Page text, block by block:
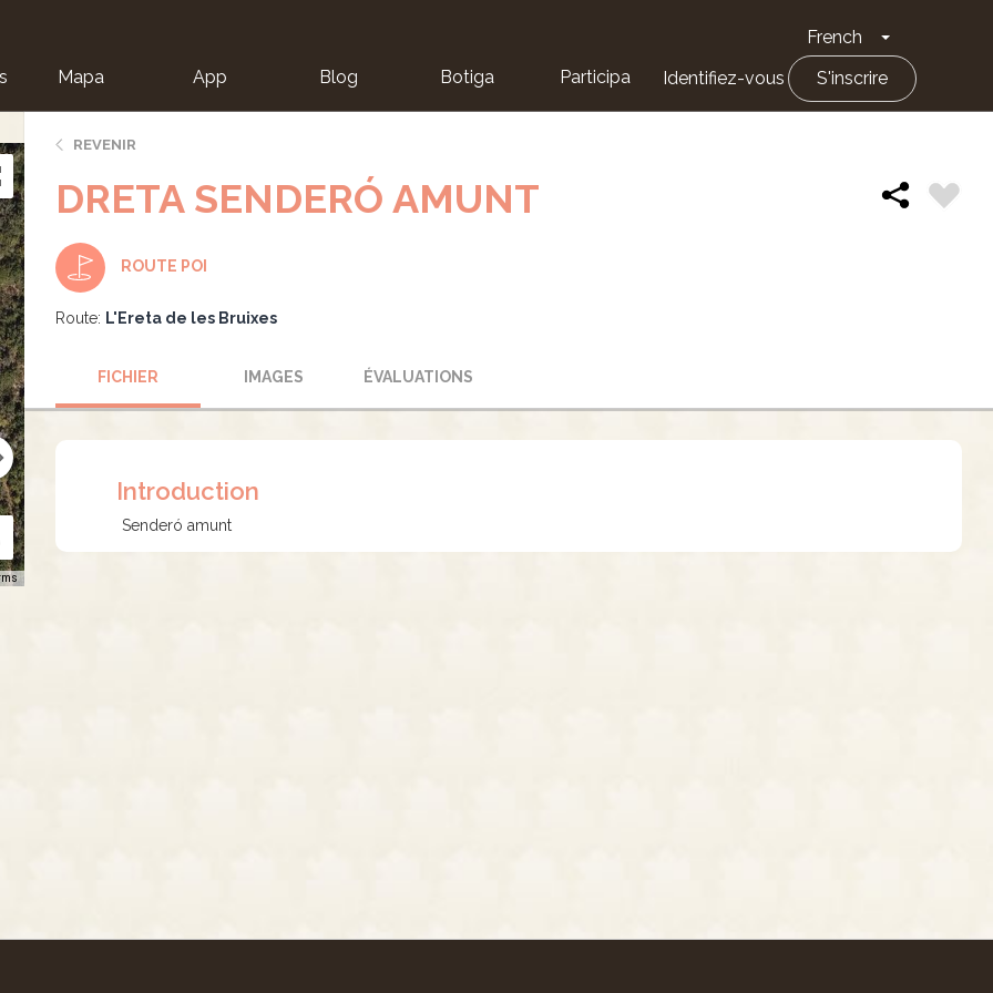
French Toggle
Mapa App Blog Botiga Participa Identifiez-vous S'inscrire
REVENIR
DRETA SENDERÓ AMUNT
ROUTE POI
Route: L'Ereta de les Bruixes
FICHIER IMAGES ÉVALUATIONS
Introduction
Senderó amunt